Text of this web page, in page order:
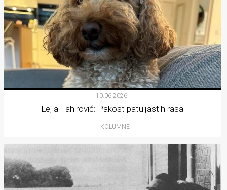
10.06.2026.
Lejla Tahirović: Pakost patuljastih rasa
KOLUMNE